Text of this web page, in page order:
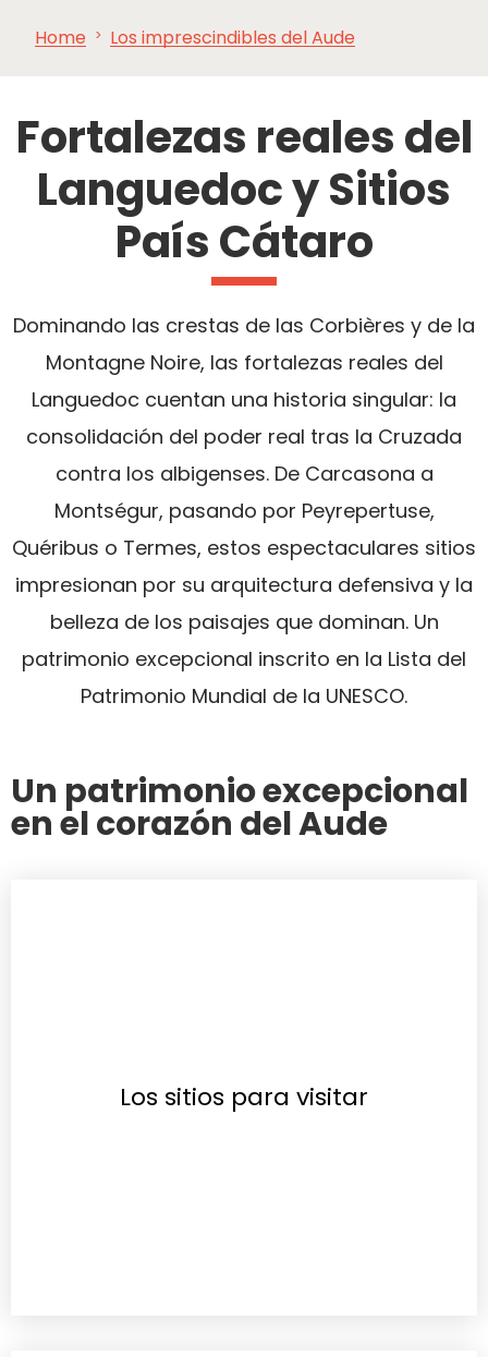
Home Los imprescindibles del Aude
Fortalezas reales del
Languedoc y Sitios
País Cátaro
Dominando las crestas de las Corbières y de la
Montagne Noire, las fortalezas reales del
Languedoc cuentan una historia singular: la
consolidación del poder real tras la Cruzada
contra los albigenses. De Carcasona a
Montségur, pasando por Peyrepertuse,
Quéribus o Termes, estos espectaculares sitios
impresionan por su arquitectura defensiva y la
belleza de los paisajes que dominan. Un
patrimonio excepcional inscrito en la Lista del
Patrimonio Mundial de la UNESCO.
Un patrimonio excepcional
en el corazón del Aude
Los sitios para visitar